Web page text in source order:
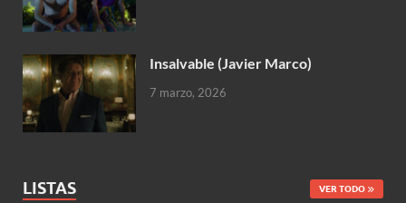
Insalvable (Javier Marco)
7 marzo, 2026
LISTAS VER TODO